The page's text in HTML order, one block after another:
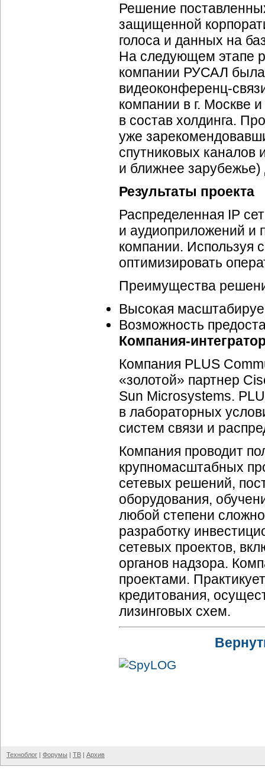
Решение
защищенной
голоса и данных на
На следующем этапе
компании РУСАЛ была
видеоконференц-
компании в г. Москве
в состав холдинга.
уже
спутниковых каналов
и ближнее
Результаты проекта
Распределенная IP
и аудиоприложений и
компании. Используя
оптимизировать
Преимущества
Высокая
Возможность
Компания-
Компания PLUS
«золотой» партнер
Sun Microsystems.
в лабораторных
систем связи и
Компания проводит
крупномасштабных
сетевых решений,
оборудования,
любой степени
разработку
сетевых проектов,
органов надзора.
проектами.
кредитования,
лизинговых схем.
Техноблог | Форумы | ТВ | Архив